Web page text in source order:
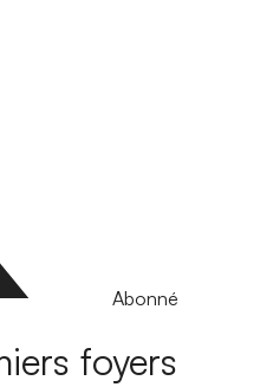
Abonné
foyers